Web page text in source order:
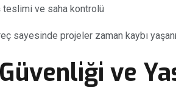
teslimi ve saha kontrolü
sayesinde projeler zaman kaybı
ve